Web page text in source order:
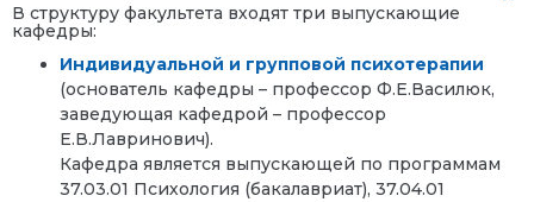
В структуру факультета входят три выпускающие
кафедры:
Индивидуальной и групповой психотерапии
(основатель кафедры – профессор Ф.Е.Василюк,
заведующая кафедрой – профессор
Е.В.Лавринович).
Кафедра является выпускающей по программам
37.03.01 Психология (бакалавриат), 37.04.01